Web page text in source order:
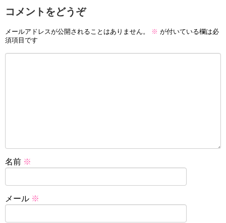
コメントをどうぞ
メールアドレスが公開されることはありません。 ※ が付いている欄は必
須項目です
名前 ※
メール ※